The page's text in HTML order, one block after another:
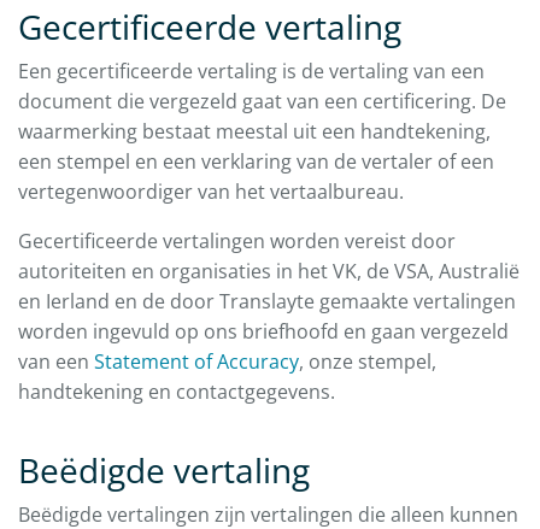
Gecertificeerde vertaling
Een gecertificeerde vertaling is de vertaling van een
document die vergezeld gaat van een certificering. De
waarmerking bestaat meestal uit een handtekening,
een stempel en een verklaring van de vertaler of een
vertegenwoordiger van het vertaalbureau.
Gecertificeerde vertalingen worden vereist door
autoriteiten en organisaties in het VK, de VSA, Australië
en Ierland en de door Translayte gemaakte vertalingen
worden ingevuld op ons briefhoofd en gaan vergezeld
van een Statement of Accuracy, onze stempel,
handtekening en contactgegevens.
Beëdigde vertaling
Beëdigde vertalingen zijn vertalingen die alleen kunnen